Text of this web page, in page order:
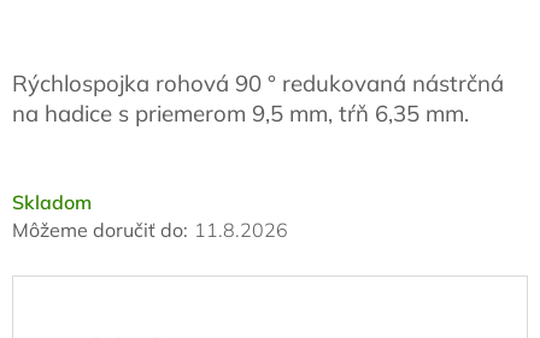
Skladom
Môžeme doručiť do: 11.8.2026
Rýchlospojka rohová 90 ° redukovaná nástrčná
na hadice s priemerom 9,5 mm, tŕň 6,35 mm.